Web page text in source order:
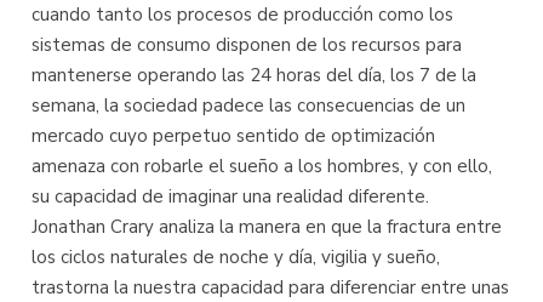
cuando tanto los procesos de producción como los
sistemas de consumo disponen de los recursos para
mantenerse operando las 24 horas del día, los 7 de la
semana, la sociedad padece las consecuencias de un
mercado cuyo perpetuo sentido de optimización
amenaza con robarle el sueño a los hombres, y con ello,
su capacidad de imaginar una realidad diferente.
Jonathan Crary analiza la manera en que la fractura entre
los ciclos naturales de noche y día, vigilia y sueño,
trastorna la nuestra capacidad para diferenciar entre unas